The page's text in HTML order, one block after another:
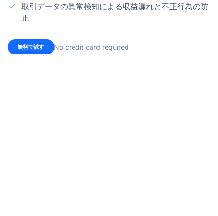
取引データの異常検知による収益漏れと不正行為の防
止
無料で試す No credit card required